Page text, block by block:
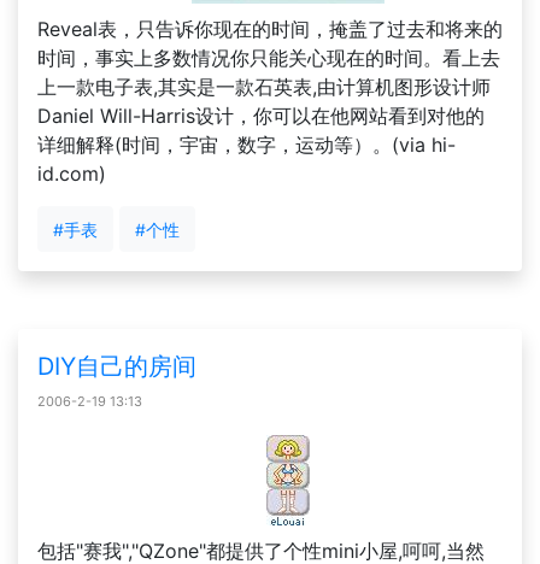
Reveal表，只告诉你现在的时间，掩盖了过去和将来的
时间，事实上多数情况你只能关心现在的时间。看上去
上一款电子表,其实是一款石英表,由计算机图形设计师
Daniel Will-Harris设计，你可以在他网站看到对他的
详细解释(时间，宇宙，数字，运动等）。(via hi-
id.com)
#手表 #个性
DIY自己的房间
2006-2-19 13:13
包括"赛我","QZone"都提供了个性mini小屋,呵呵,当然